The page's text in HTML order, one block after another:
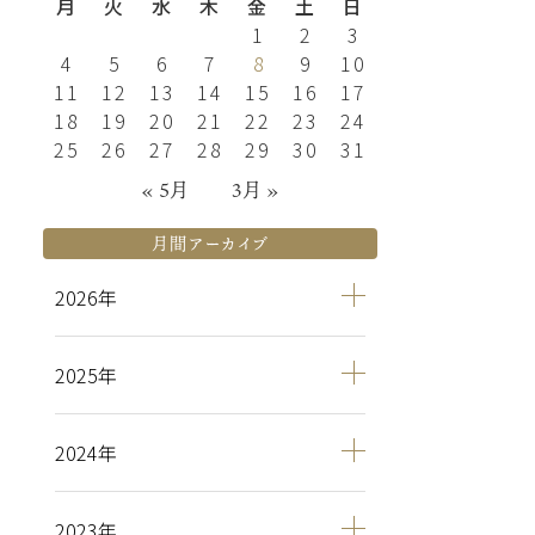
月
火 水 木 金 土
日
1
2
3
4
5 6 7 8 9
10
11
12 13 14 15 16
17
18
19 20 21 22 23
24
25
26 27 28 29 30
31
« 5月
3月 »
月間アーカイブ
2026
2025
2024